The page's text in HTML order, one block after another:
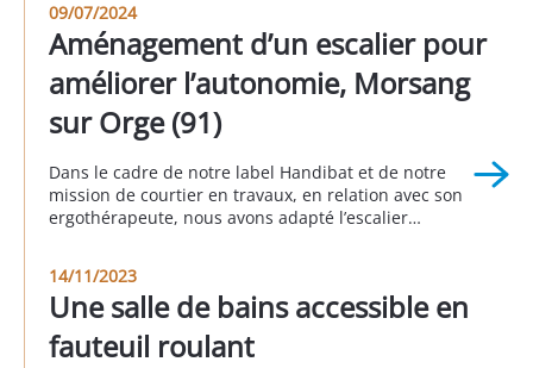
09/07/2024
Aménagement d’un escalier pour
améliorer l’autonomie, Morsang
sur Orge (91)
Dans le cadre de notre label Handibat et de notre
mission de courtier en travaux, en relation avec son
ergothérapeute, nous avons adapté l’escalier
aménagement, notre client qui ne pouvait plus
circuler dans sa maison retrouve son […]
14/11/2023
Une salle de bains accessible en
fauteuil roulant